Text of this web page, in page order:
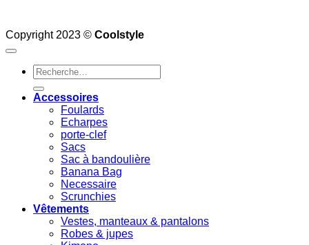
Copyright 2023 © Coolstyle
Recherche
pour :
Accessoires
Foulards
Echarpes
porte-clef
Sacs
Sac à bandoulière
Banana Bag
Necessaire
Scrunchies
Vêtements
Vestes, manteaux & pantalons
Robes & jupes